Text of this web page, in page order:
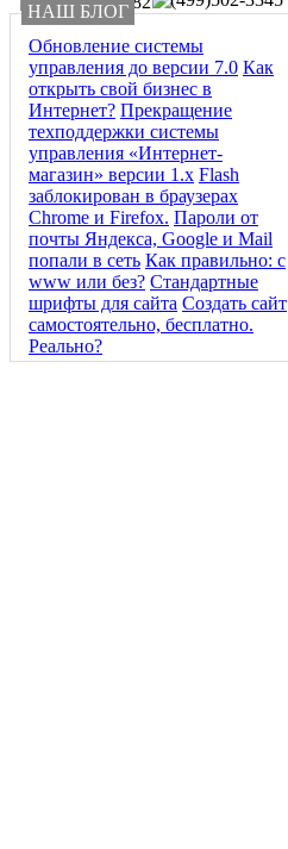
НАШ БЛОГ
Обновление системы
управления до версии 7.0 Как
открыть свой бизнес в
Интернет? Прекращение
техподдержки системы
управления «Интернет-
магазин» версии 1.х Flash
заблокирован в браузерах
Chrome и Firefox. Пароли от
почты Яндекса, Google и Mail
попали в сеть Как правильно: с
www или без? Стандартные
шрифты для сайта Создать сайт
самостоятельно, бесплатно.
Реально?